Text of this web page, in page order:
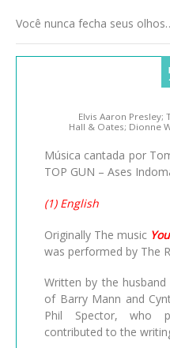
Você nunca fecha seus
Elvis Aaron Presley;
Hall & Oates; Dionne
Música cantada por
TOP GUN – Ases
(1) English
Originally The music
was performed by The
Written by the
of Barry Mann and
Phil Spector, who
contributed to the